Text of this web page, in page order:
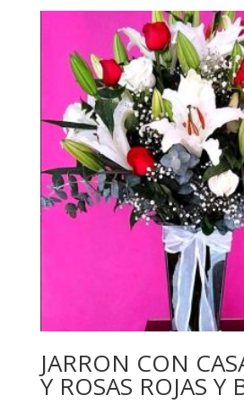
JARRON CON
Y ROSAS ROJAS Y